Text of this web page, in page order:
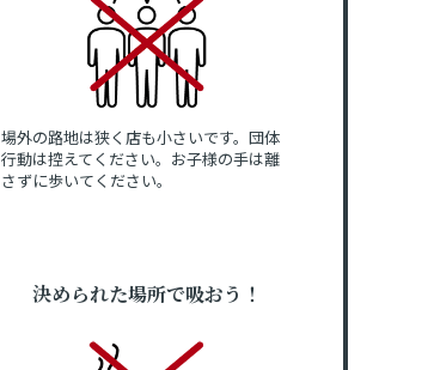
場外の路地は狭く店も小さいです。団体
行動は控えてください。お子様の手は離
さずに歩いてください。
決められた場所で吸おう！